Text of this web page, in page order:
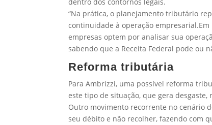
“Na prática, o planejamento tributário
continuidade à operação
empresas optem por analisar sua
sabendo que a Receita Federal pode ou
Reforma tributária
Para Ambrizzi, uma possível reforma
este tipo de situação, que gera
Outro movimento recorrente no cenário
seu débito e não recolher, fazendo com